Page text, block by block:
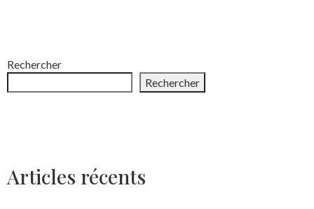
Rechercher
Rechercher
Articles récents